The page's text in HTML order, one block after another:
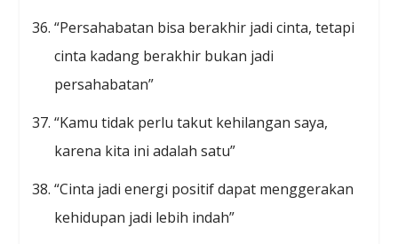
“Persahabatan bisa berakhir jadi cinta, tetapi
cinta kadang berakhir bukan jadi
persahabatan”
“Kamu tidak perlu takut kehilangan saya,
karena kita ini adalah satu”
“Cinta jadi energi positif dapat menggerakan
kehidupan jadi lebih indah”